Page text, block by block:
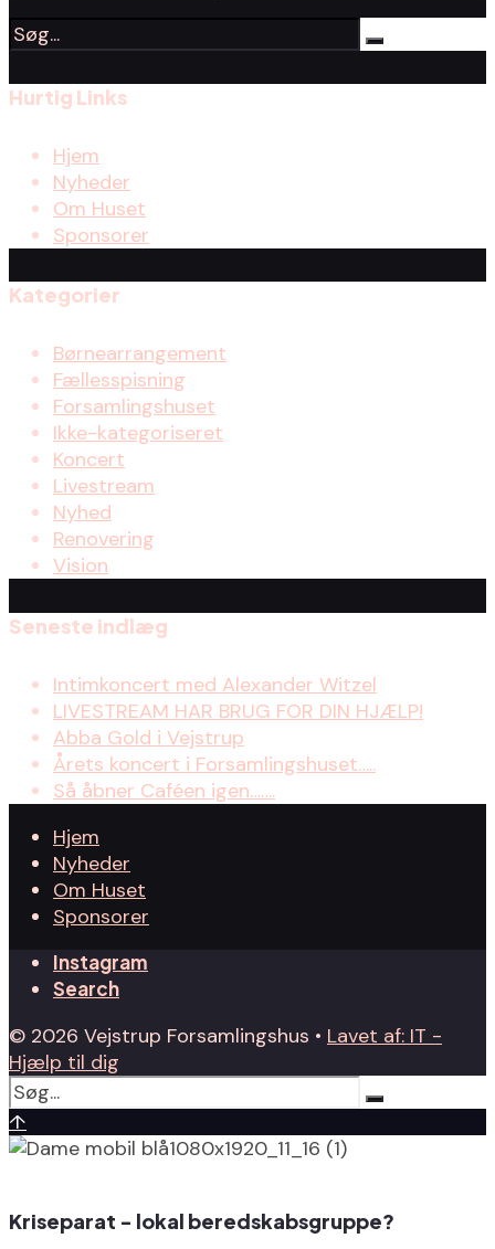
Hurtig Links
Hjem
Nyheder
Om Huset
Sponsorer
Kategorier
Børnearrangement
Fællesspisning
Forsamlingshuset
Ikke-kategoriseret
Koncert
Livestream
Nyhed
Renovering
Vision
Seneste indlæg
Intimkoncert med Alexander Witzel
LIVESTREAM HAR BRUG FOR DIN HJÆLP!
Abba Gold i Vejstrup
Årets koncert i Forsamlingshuset…..
Så åbner Caféen igen…….
Hjem
Nyheder
Om Huset
Sponsorer
Instagram
Search
© 2026 Vejstrup Forsamlingshus • Lavet af: IT -
Hjælp til dig
↑
Kriseparat - lokal beredskabsgruppe?